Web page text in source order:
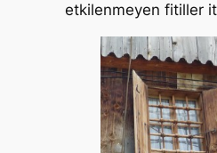
etkilenmeyen fitiller